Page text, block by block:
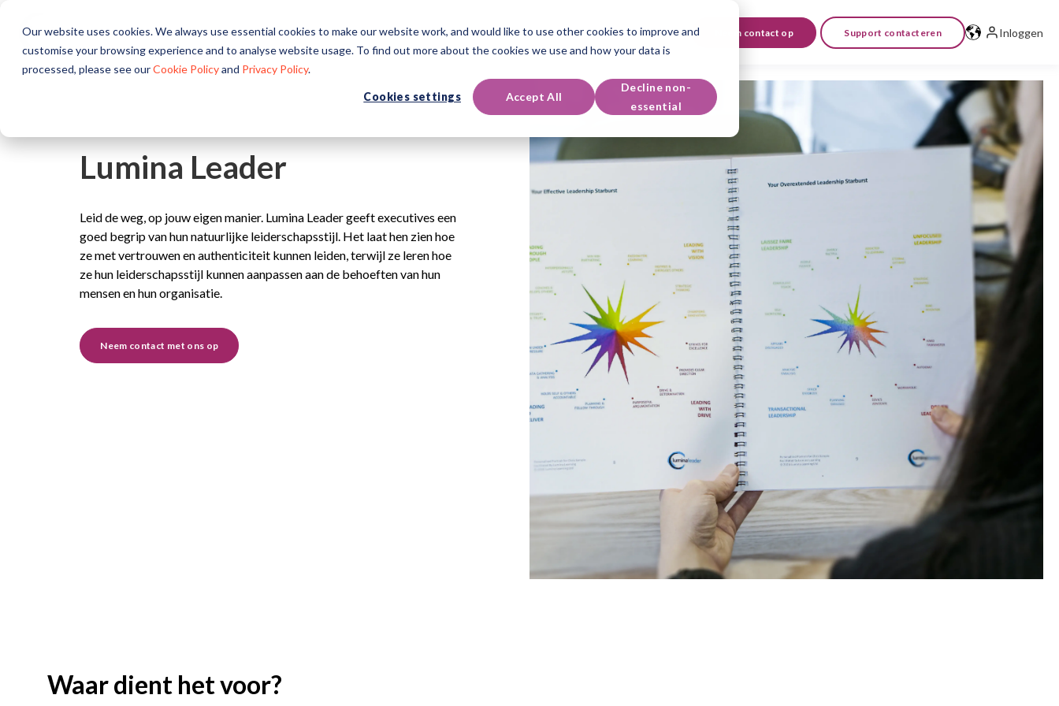
Our website uses cookies. We always use essential cookies to make our website work, and would like to use other cookies to improve and
customise your browsing experience and to analyse website usage. To find out more about the cookies we use and how your data is
processed, please see ourCookie Policyand Privacy Policy.
Cookies settings Accept All
Decline non-
essential
Over Oplossingen Producten Evenementen Bronnen Neem contact op Support contacteren Inloggen
Lumina Leader
Leid de weg, op jouw eigen manier. Lumina Leader geeft executives een
goed begrip van hun natuurlijke leiderschapsstijl. Het laat hen zien hoe
ze met vertrouwen en authenticiteit kunnen leiden, terwijl ze leren hoe
ze hun leiderschapsstijl kunnen aanpassen aan de behoeften van hun
mensen en hun organisatie.
Neem contact met ons op
Waar dient het voor?